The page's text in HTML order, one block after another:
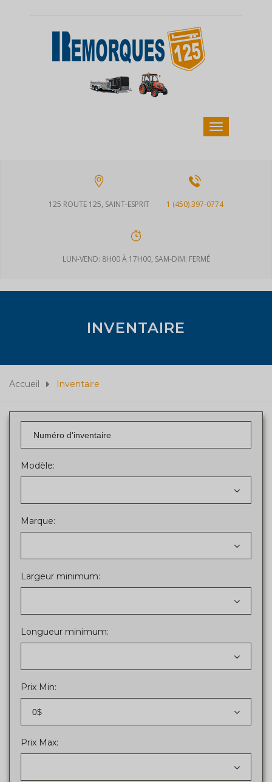
125 ROUTE 125, SAINT-ESPRIT 1 (450) 397-0774
LUN-VEND: 8H00 À 17H00, SAM-DIM: FERMÉ
INVENTAIRE
Accueil Inventaire
Modèle:
Marque:
Largeur minimum:
Longueur minimum:
Prix Min:
0$
Prix Max: